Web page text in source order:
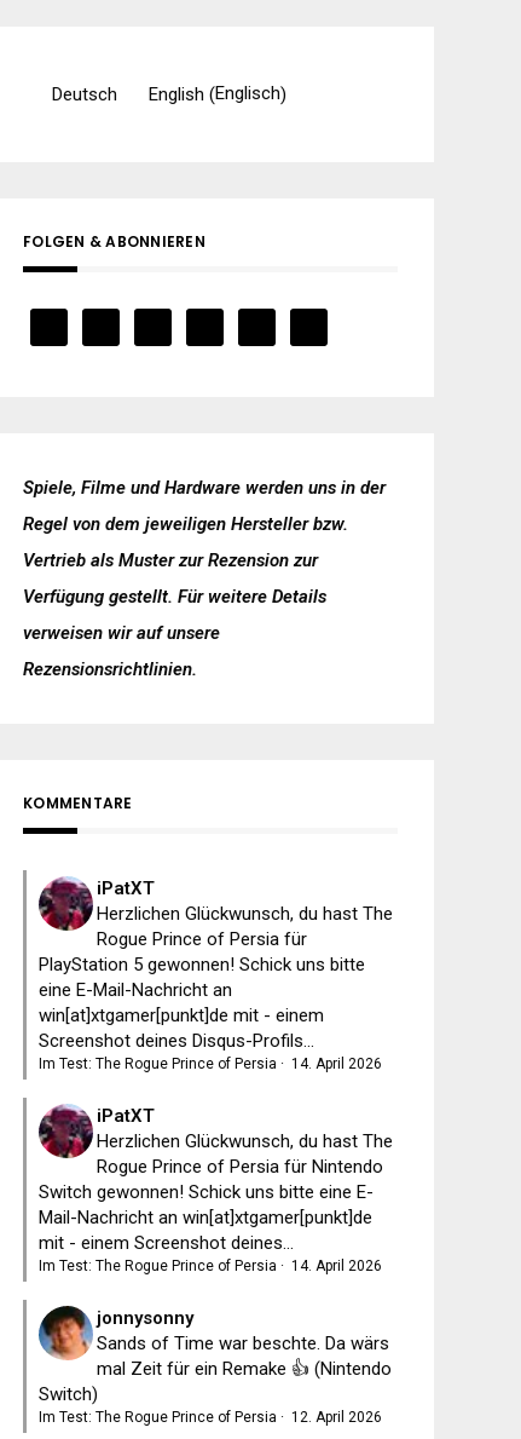
Deutsch English (Englisch)
FOLGEN & ABONNIEREN
Spiele, Filme und Hardware werden uns in der
Regel von dem jeweiligen Hersteller bzw.
Vertrieb als Muster zur Rezension zur
Verfügung gestellt. Für weitere Details
verweisen wir auf unsere
Rezensionsrichtlinien.
KOMMENTARE
iPatXT
Herzlichen Glückwunsch, du hast The
Rogue Prince of Persia für
PlayStation 5 gewonnen! Schick uns bitte
eine E-Mail-Nachricht an
win[at]xtgamer[punkt]de mit - einem
Screenshot deines Disqus-Profils...
Im Test: The Rogue Prince of Persia · 14. April 2026
iPatXT
Herzlichen Glückwunsch, du hast The
Rogue Prince of Persia für Nintendo
Switch gewonnen! Schick uns bitte eine E-
Mail-Nachricht an win[at]xtgamer[punkt]de
mit - einem Screenshot deines...
Im Test: The Rogue Prince of Persia · 14. April 2026
jonnysonny
Sands of Time war beschte. Da wärs
mal Zeit für ein Remake 👍 (Nintendo
Switch)
Im Test: The Rogue Prince of Persia · 12. April 2026